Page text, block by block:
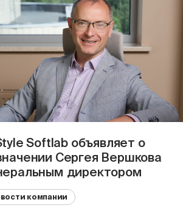
Softlab объявляет о
Сергея Вершкова
директором
компании